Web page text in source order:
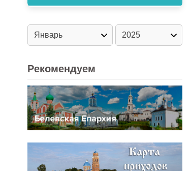
Рекомендуем